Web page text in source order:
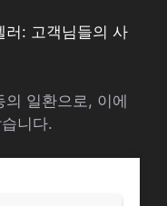
러: 고객님들의 사
일환으로, 이에
니다.